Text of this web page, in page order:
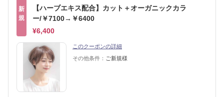
新
規
【ハーブエキス配合】カット＋オーガニックカラ
ー/￥7100→￥6400
¥6,400
このクーポンの詳細
その他条件： ご新規様